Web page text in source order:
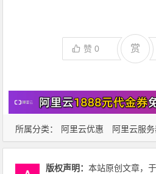
赞0 赏
所属分类： 阿里云优惠 阿里云服
版权声明：本站原创文章，